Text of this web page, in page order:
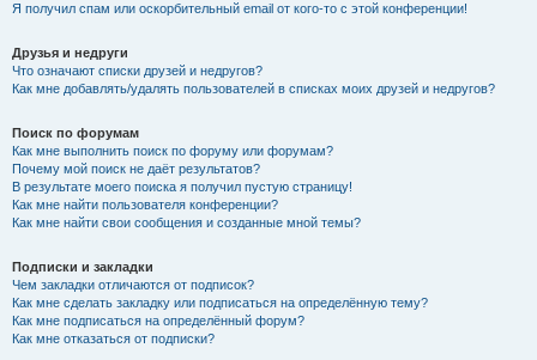
Я получил спам или оскорбительный email от кого-то с этой конференции!
Друзья и недруги
Что означают списки друзей и недругов?
Как мне добавлять/удалять пользователей в списках моих друзей и недругов?
Поиск по форумам
Как мне выполнить поиск по форуму или форумам?
Почему мой поиск не даёт результатов?
В результате моего поиска я получил пустую страницу!
Как мне найти пользователя конференции?
Как мне найти свои сообщения и созданные мной темы?
Подписки и закладки
Чем закладки отличаются от подписок?
Как мне сделать закладку или подписаться на определённую тему?
Как мне подписаться на определённый форум?
Как мне отказаться от подписки?